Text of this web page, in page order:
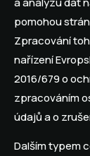
pomohou
Zpracování
nařízení
2016/679 o
zpracováním
údajů a o
Dalším typem